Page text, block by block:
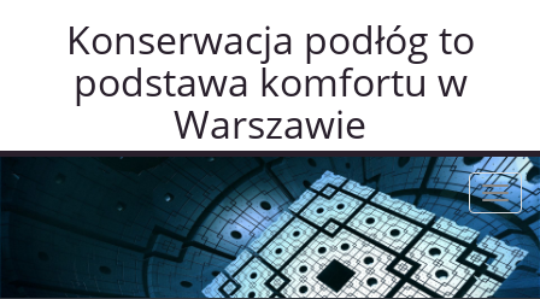
Konserwacja podłóg to
podstawa komfortu w
Warszawie